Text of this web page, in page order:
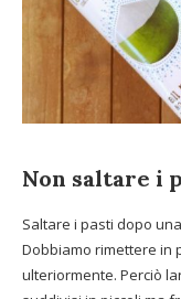
Non saltare i
Saltare i pasti dopo
Dobbiamo rimettere in
ulteriormente. Perciò